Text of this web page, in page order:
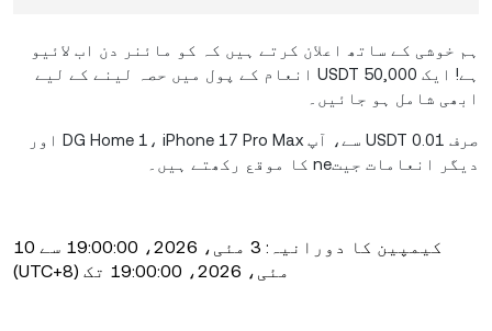
ہم خوشی کے ساتھ اعلان کرتے ہیں کہ کو مائنر دن اب لائیو
ہے! ایک 50,000 USDT انعام کے پول میں حصہ لینے کے لیے
ابھی شامل ہو جائیں۔
صرف 0.01 USDT سے، آپ DG Home 1، iPhone 17 Pro Max اور
دیگر انعامات جیتne کا موقع رکھتے ہیں۔
کیمپین کا دورانیہ: 3 مئی، 2026، 19:00:00 سے 10
مئی، 2026، 19:00:00 تک (UTC+8)